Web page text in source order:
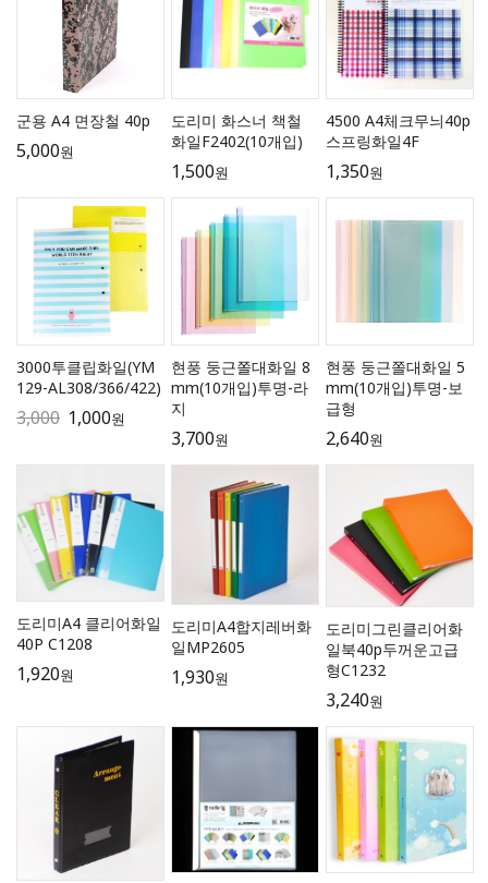
군용 A4 면장철 40p
5,000원
도리미 화스너 책철
화일F2402(10개입)
1,500원
4500 A4체크무늬40p
스프링화일4F
1,350원
3000투클립화일(YM
129-AL308/366/422)
3,000 1,000원
현풍 둥근쫄대화일 8
mm(10개입)투명-라
지
3,700원
현풍 둥근쫄대화일 5
mm(10개입)투명-보
급형
2,640원
도리미A4 클리어화일
40P C1208
1,920원
도리미A4합지레버화
일MP2605
1,930원
도리미그린클리어화
일북40p두꺼운고급
형C1232
3,240원